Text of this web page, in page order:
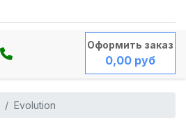
Оформить заказ
0,00 руб
Evolution